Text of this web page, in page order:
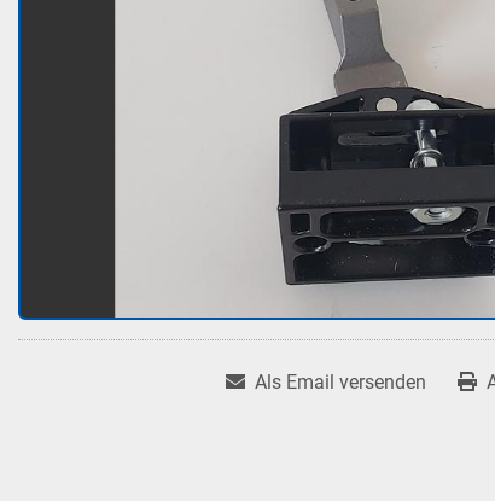
Als Email versenden